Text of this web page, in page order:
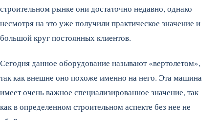
строительном рынке они достаточно недавно, однако
несмотря на это уже получили практическое значение и
большой круг постоянных клиентов.
Сегодня данное оборудование называют «вертолетом»,
так как внешне оно похоже именно на него. Эта машина
имеет очень важное специализированное значение, так
как в определенном строительном аспекте без нее не